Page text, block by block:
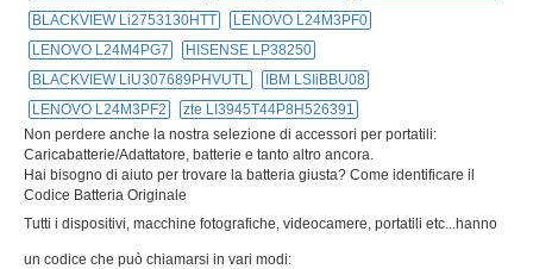
BLACKVIEW Li2753130HTT
LENOVO L24M3PF0
LENOVO L24M4PG7
HISENSE LP38250
BLACKVIEW LiU307689PHVUTL
IBM LSIiBBU08
LENOVO L24M3PF2
zte LI3945T44P8H526391
Non perdere anche la nostra selezione di accessori per portatili:
Caricabatterie/Adattatore, batterie e tanto altro ancora.
Hai bisogno di aiuto per trovare la batteria giusta? Come identificare il
Codice Batteria Originale
Tutti i dispositivi, macchine fotografiche, videocamere, portatili etc...hanno
un codice che può chiamarsi in vari modi: